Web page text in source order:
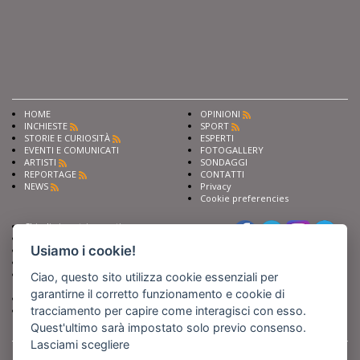
HOME
INCHIESTE
STORIE E CURIOSITÀ
EVENTI E COMUNICATI
ARTISTI
REPORTAGE
NEWS
OPINIONI
SPORT
ESPERTI
FOTOGALLERY
SONDAGGI
CONTATTI
Privacy
Cookie preferencies
Chiedi ai nostri esperti
Fai pubblicità con noi
Iscriviti al nostro corso di
giornalismo
Compra i nostri libri
Entra in Barinedita Map
, Partita IVA 07355350724
Usiamo i cookie!
Ciao, questo sito utilizza cookie essenziali per
garantirne il corretto funzionamento e cookie di
tracciamento per capire come interagisci con esso.
Quest'ultimo sarà impostato solo previo consenso.
Lasciami scegliere